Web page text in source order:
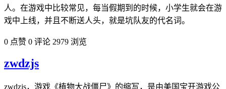
人。在游戏中比较常见，每当假期到的时候，小学生就会在游
戏中上线，并且不断送人头，就是坑队友的代名词。
0 点赞 0 评论 2979 浏览
zwdzjs
zwdzjs，游戏《植物大战僵尸》的缩写，是由美国宝开游戏公